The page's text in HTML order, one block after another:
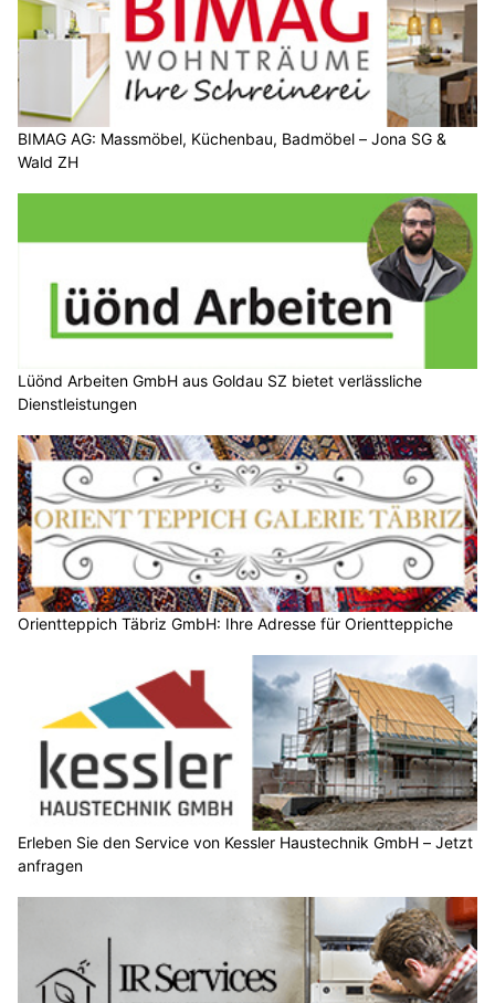
BIMAG AG: Massmöbel, Küchenbau, Badmöbel – Jona SG &
Wald ZH
Lüönd Arbeiten GmbH aus Goldau SZ bietet verlässliche
Dienstleistungen
Orientteppich Täbriz GmbH: Ihre Adresse für Orientteppiche
Erleben Sie den Service von Kessler Haustechnik GmbH – Jetzt
anfragen